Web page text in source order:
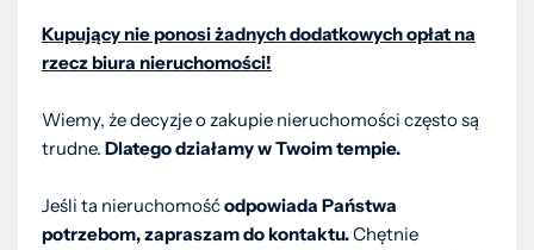
Kupujący nie ponosi żadnych dodatkowych opłat na
rzecz biura nieruchomości!
Wiemy, że decyzje o zakupie nieruchomości często są
trudne. Dlatego działamy w Twoim tempie.
Jeśli ta nieruchomośćodpowiada Państwa
potrzebom, zapraszam do kontaktu.Chętnie